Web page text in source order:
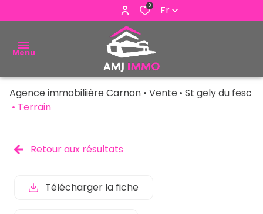
0 Fr
Menu
ACHETER
ESTIMER
ALERTE
E-MAIL
Agence immobiliière Carnon Vente
St gely du fesc
Terrain
Retour aux résultats
Télécharger la fiche